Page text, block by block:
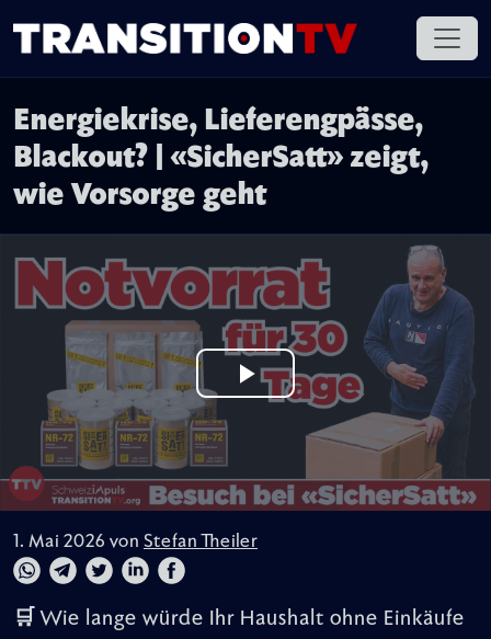
Energiekrise, Lieferengpässe,
Blackout? | «SicherSatt» zeigt,
wie Vorsorge geht
1. Mai 2026 von Stefan Theiler
🛒 Wie lange würde Ihr Haushalt ohne Einkäufe